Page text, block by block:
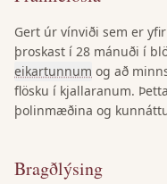
Gert úr vínviði sem er
þroskast í 28 mánuði í
eikartunnum og að
flösku í kjallaranum.
þolinmæðina og
Bragðlýsing